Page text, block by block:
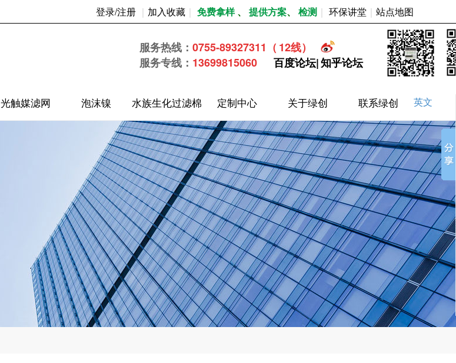
登录/注册 ｜ 加入收藏 ｜ 免费拿样、 提供方案、 检测 ｜ 环保讲堂 ｜ 站点地图
光触媒滤网 泡沫镍 水族生化过滤棉 定制中心 关于绿创 联系绿创
服务热线： 0755-89327311 （ 12线）
服务专线： 13699815060 百度论坛|知乎论坛
英文